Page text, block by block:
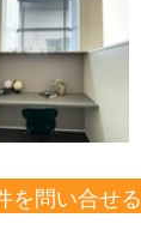
を問い合せる